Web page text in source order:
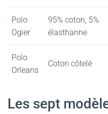
Polo
Ogier
95% coton, 5%
élasthanne
Polo
Orleans
Coton côtelé
Les sept